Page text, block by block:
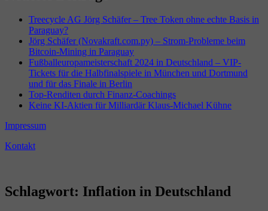
Treecycle AG Jörg Schäfer – Tree Token ohne echte Basis in
Paraguay?
Jörg Schäfer (Novakraft.com.py) – Strom-Probleme beim
Bitcoin-Mining in Paraguay
Fußballeuropameisterschaft 2024 in Deutschland – VIP-
Tickets für die Halbfinalspiele in München und Dortmund
und für das Finale in Berlin
Top-Renditen durch Finanz-Coachings
Keine KI-Aktien für Milliardär Klaus-Michael Kühne
Impressum
Kontakt
Schlagwort: Inflation in Deutschland